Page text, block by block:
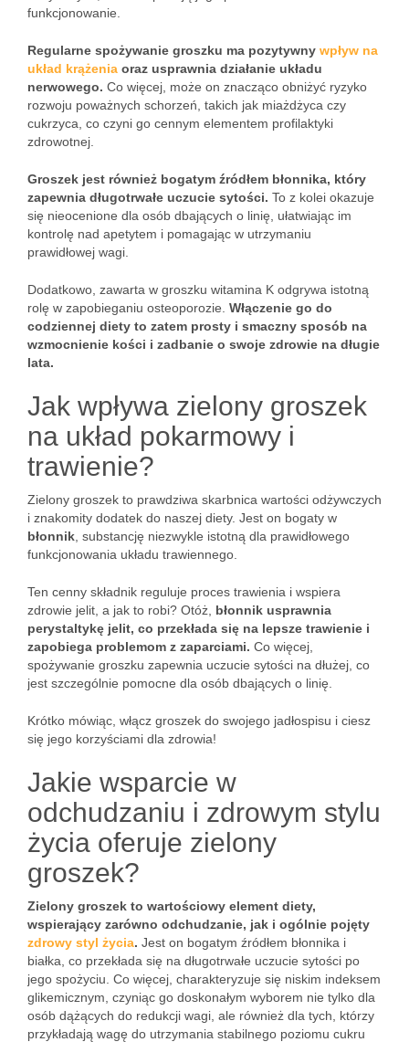
funkcjonowanie.
Regularne spożywanie groszku ma pozytywny wpływ na
układ krążenia oraz usprawnia działanie układu
nerwowego. Co więcej, może on znacząco obniżyć ryzyko
rozwoju poważnych schorzeń, takich jak miażdżyca czy
cukrzyca, co czyni go cennym elementem profilaktyki
zdrowotnej.
Groszek jest również bogatym źródłem błonnika, który
zapewnia długotrwałe uczucie sytości. To z kolei okazuje
się nieocenione dla osób dbających o linię, ułatwiając im
kontrolę nad apetytem i pomagając w utrzymaniu
prawidłowej wagi.
Dodatkowo, zawarta w groszku witamina K odgrywa istotną
rolę w zapobieganiu osteoporozie. Włączenie go do
codziennej diety to zatem prosty i smaczny sposób na
wzmocnienie kości i zadbanie o swoje zdrowie na długie
lata.
Jak wpływa zielony groszek
na układ pokarmowy i
trawienie?
Zielony groszek to prawdziwa skarbnica wartości odżywczych
i znakomity dodatek do naszej diety. Jest on bogaty w
błonnik , substancję niezwykle istotną dla prawidłowego
funkcjonowania układu trawiennego.
Ten cenny składnik reguluje proces trawienia i wspiera
zdrowie jelit, a jak to robi? Otóż, błonnik usprawnia
perystaltykę jelit, co przekłada się na lepsze trawienie i
zapobiega problemom z zaparciami. Co więcej,
spożywanie groszku zapewnia uczucie sytości na dłużej, co
jest szczególnie pomocne dla osób dbających o linię.
Krótko mówiąc, włącz groszek do swojego jadłospisu i ciesz
się jego korzyściami dla zdrowia!
Jakie wsparcie w
odchudzaniu i zdrowym stylu
życia oferuje zielony
groszek?
Zielony groszek to wartościowy element diety,
wspierający zarówno odchudzanie, jak i ogólnie pojęty
zdrowy styl życia. Jest on bogatym źródłem błonnika i
białka, co przekłada się na długotrwałe uczucie sytości po
jego spożyciu. Co więcej, charakteryzuje się niskim indeksem
glikemicznym, czyniąc go doskonałym wyborem nie tylko dla
osób dążących do redukcji wagi, ale również dla tych, którzy
przykładają wagę do utrzymania stabilnego poziomu cukru